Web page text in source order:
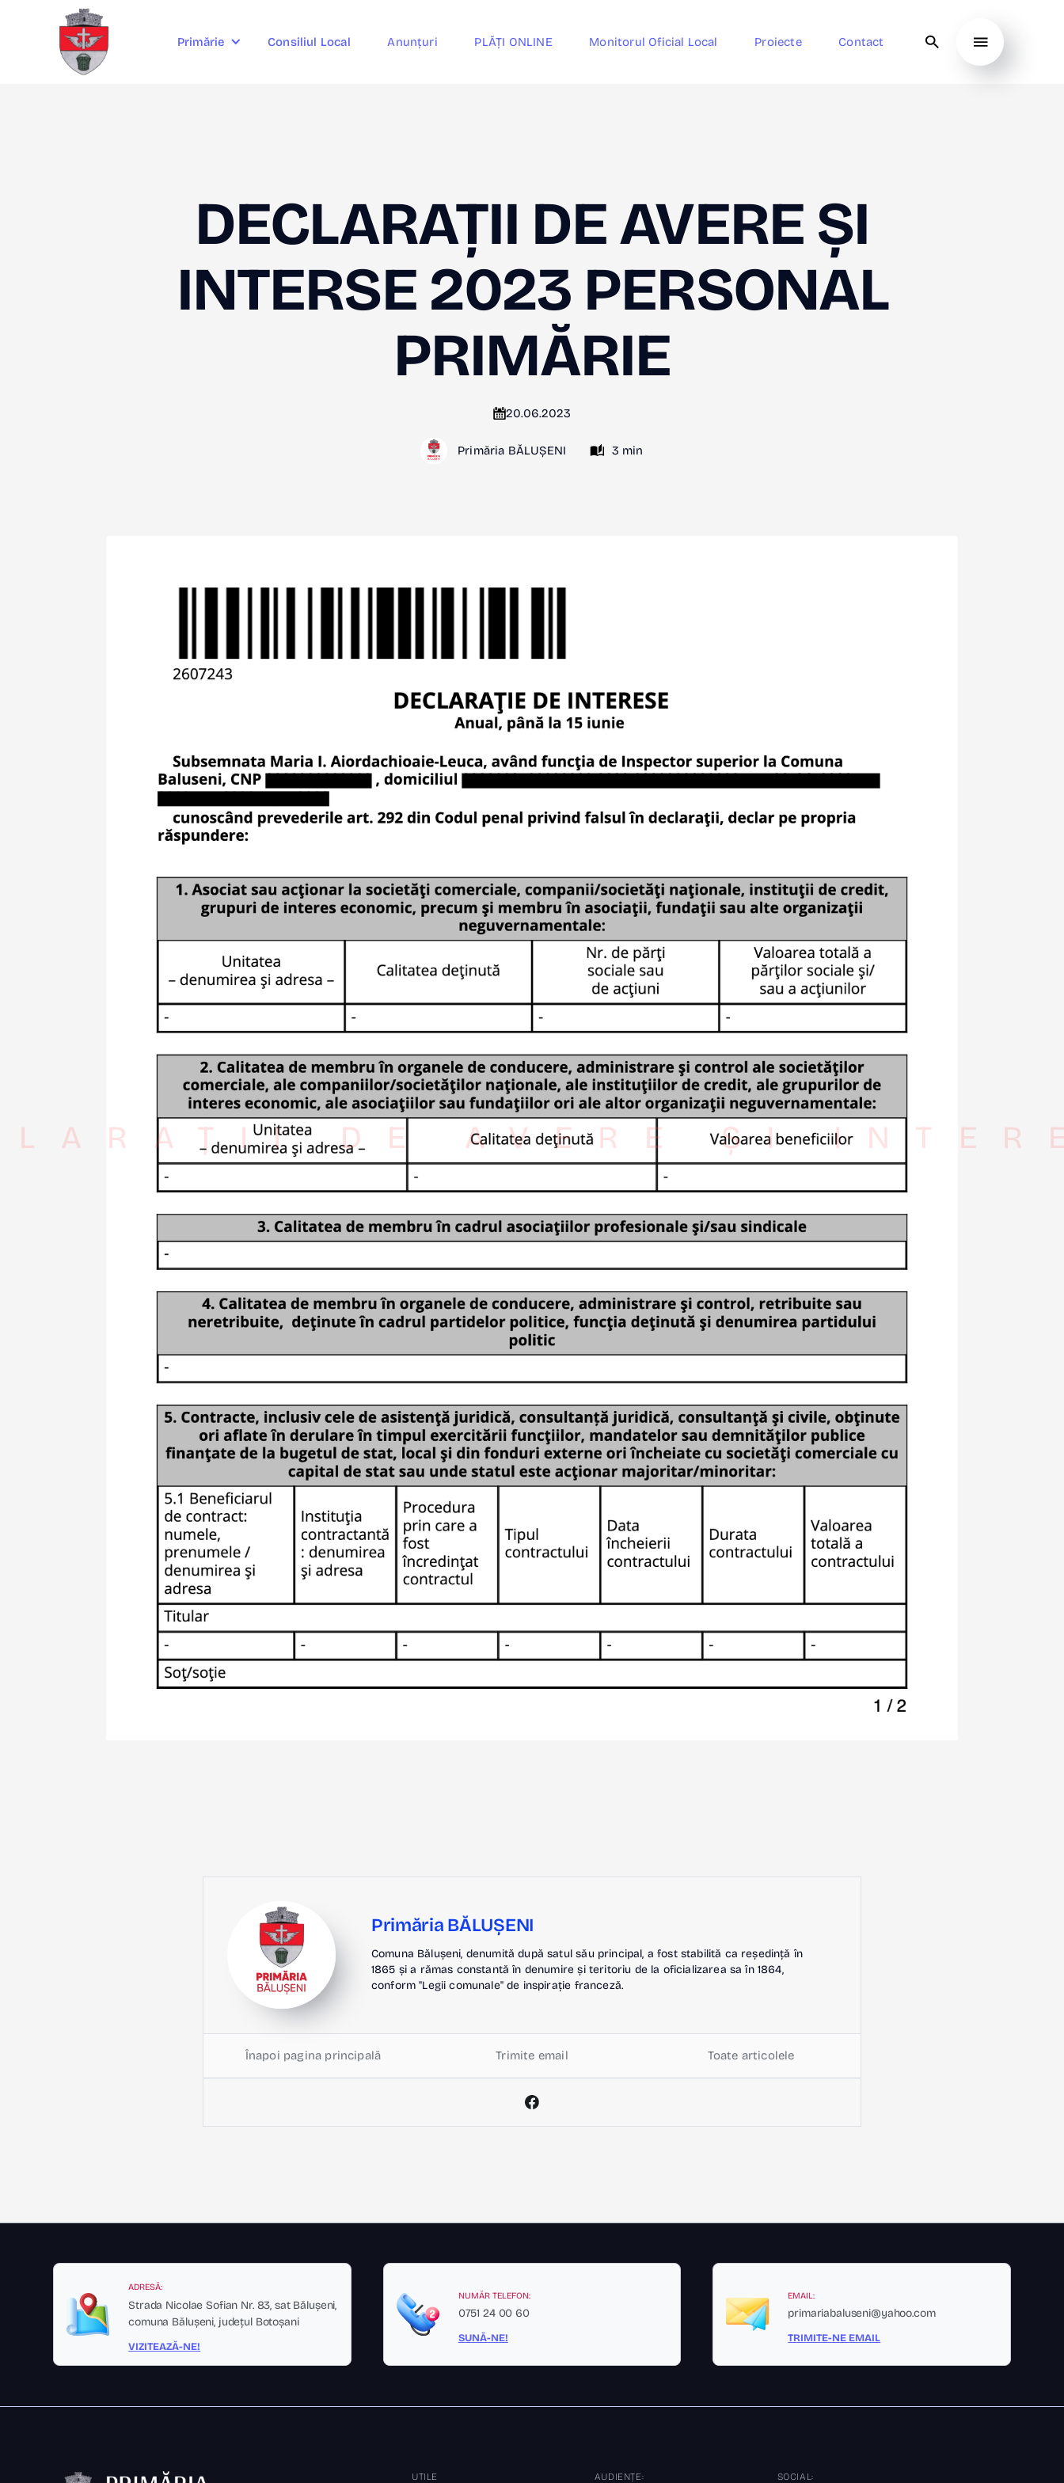
Primărie Consiliul Local Anunțuri PLĂȚI ONLINE Monitorul Oficial Local Proiecte Contact
DECLARAȚII DE AVERE ȘI
INTERSE 2023 PERSONAL
PRIMĂRIE
20.06.2023
Primăria BĂLUȘENI 3 min
DE AVERE ȘI
Primăria BĂLUȘENI
Comuna Bălușeni, denumită după satul său principal, a fost stabilită ca reședință în
1865 și a rămas constantă în denumire și teritoriu de la oficializarea sa în 1864,
conform "Legii comunale" de inspirație franceză.
Înapoi pagina principală Trimite email Toate articolele
ADRESĂ:
Strada Nicolae Sofian Nr. 83, sat Bălușeni,
comuna Bălușeni, județul Botoșani
VIZITEAZĂ-NE!
NUMĂR TELEFON:
0751 24 00 60
SUNĂ-NE!
EMAIL:
primariabaluseni@yahoo.com
TRIMITE-NE EMAIL
UTILE AUDIENȚE: SOCIAL: